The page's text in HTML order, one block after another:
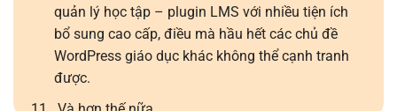
quản lý học tập – plugin LMS với nhiều tiện ích
bổ sung cao cấp, điều mà hầu hết các chủ đề
WordPress giáo dục khác không thể cạnh tranh
được.